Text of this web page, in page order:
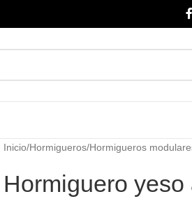
Inicio/Hormigueros/Hormigueros
Hormiguero